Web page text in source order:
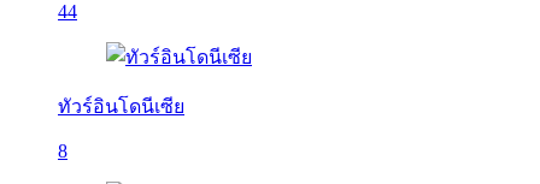
44
ทัวร์อินโดนีเซีย
8